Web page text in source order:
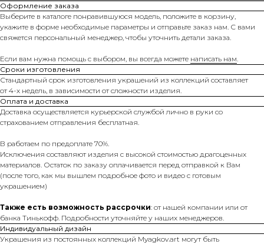
Оформление заказа
Выберите в каталоге понравившуюся модель, положите в корзину,
укажите в форме необходимые параметры и отправьте заказ нам. С вами
свяжется персональный менеджер, чтобы уточнить детали заказа.
Если вам нужна помощь с выбором, вы всегда можете написать нам
Сроки изготовления
Стандартный срок изготовления украшений из коллекций составляет
от 4-х недель, в зависимости от сложности изделия.
Оплата и доставка
Доставка осуществляется курьерской службой лично в руки со
страхованием отправления бесплатная.
В работаем по предоплате 70%.
Исключения составляют изделия с высокой стоимостью драгоценных
материалов. Остаток по заказу оплачивается перед отправкой к Вам
(после того, как мы вышлем подробное фото и видео с готовым
украшением)
Также есть возможность рассрочки: от нашей компании или от
банка Тинькофф. Подробности уточняйте у наших менеджеров.
Индивидуальный дизайн
Украшения из постоянных коллекций Myagkov.art могут быть